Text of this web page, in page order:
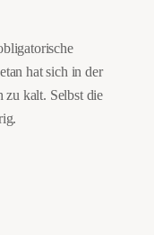
hat sich in der
zu kalt. Selbst die